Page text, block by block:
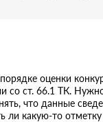
оценки
со ст. 66.1 ТК.
что данные
ли какую-то